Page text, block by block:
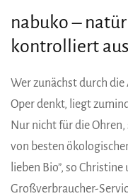
nabuko –
kontrolliert
Wer zunächst durch
Oper denkt, liegt
Nur nicht für die
von besten
lieben Bio”, so
Großverbraucher-